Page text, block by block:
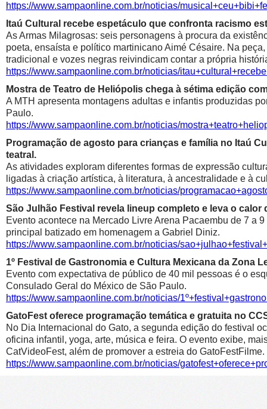
https://www.sampaonline.com.br/noticias/
Itaú Cultural recebe espetáculo que confronta racismo
As Armas Milagrosas: seis personagens à procura da
poeta, ensaísta e político martinicano Aimé Césaire. Na
tradicional e vozes negras reivindicam contar a própria
https://www.sampaonline.com.br/noticias/
Mostra de Teatro de Heliópolis chega à sétima edição
A MTH apresenta montagens adultas e infantis produzidas
Paulo.
https://www.sampaonline.com.br/noticias/
Programação de agosto para crianças e família no Itaú
teatral.
As atividades exploram diferentes formas de expressão
ligadas à criação artística, à literatura, à ancestralidade e à
https://www.sampaonline.com.br/noticias/
São Julhão Festival revela lineup completo e leva o calor
Evento acontece na Mercado Livre Arena Pacaembu de 7 a
principal batizado em homenagem a Gabriel Diniz.
https://www.sampaonline.com.br/noticias/
1º Festival de Gastronomia e Cultura Mexicana da Zona
Evento com expectativa de público de 40 mil pessoas é o
Consulado Geral do México de São Paulo.
https://www.sampaonline.com.br/noticias/
GatoFest oferece programação temática e gratuita no
No Dia Internacional do Gato, a segunda edição do festival
oficina infantil, yoga, arte, música e feira. O evento exibe,
CatVideoFest, além de promover a estreia do GatoFestFilme.
https://www.sampaonline.com.br/noticias/